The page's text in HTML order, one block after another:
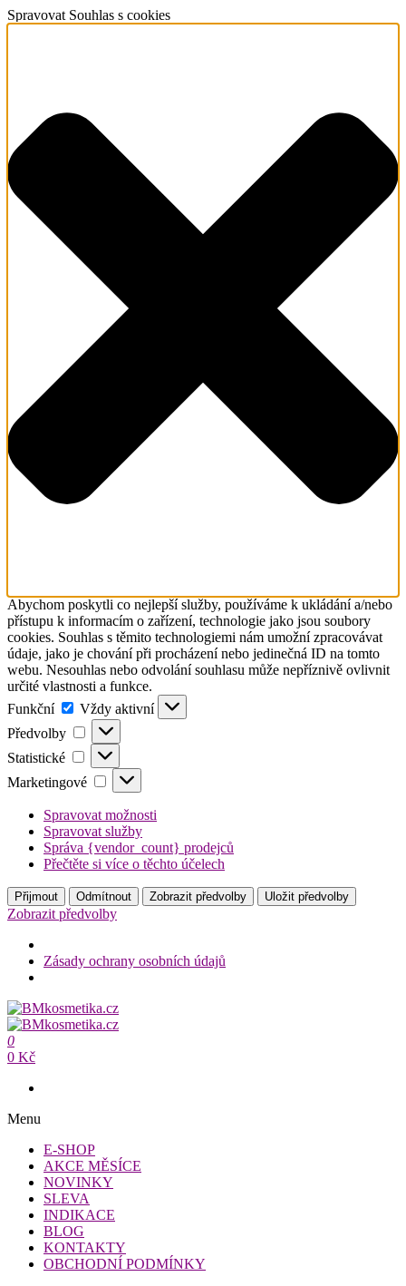
Spravovat Souhlas s cookies
Abychom poskytli co nejlepší služby, používáme k ukládání a/nebo
přístupu k informacím o zařízení, technologie jako jsou soubory
cookies. Souhlas s těmito technologiemi nám umožní zpracovávat
údaje, jako je chování při procházení nebo jedinečná ID na tomto
webu. Nesouhlas nebo odvolání souhlasu může nepříznivě ovlivnit
určité vlastnosti a funkce.
Funkční
Funkční
Vždy aktivní
Předvolby
Předvolby
Statistické Statistické
Marketingové Marketingové
Spravovat možnosti
Spravovat služby
Správa {vendor_count} prodejců
Přečtěte si více o těchto účelech
Přijmout Odmítnout Zobrazit předvolby Uložit předvolby
Zobrazit předvolby
Zásady ochrany osobních údajů
Přeskočit
na
obsah
BMkosmetika.cz
BMkosmetika.cz
0
0 Kč
Menu
E-SHOP
AKCE MĚSÍCE
NOVINKY
SLEVA
INDIKACE
BLOG
KONTAKTY
OBCHODNÍ PODMÍNKY